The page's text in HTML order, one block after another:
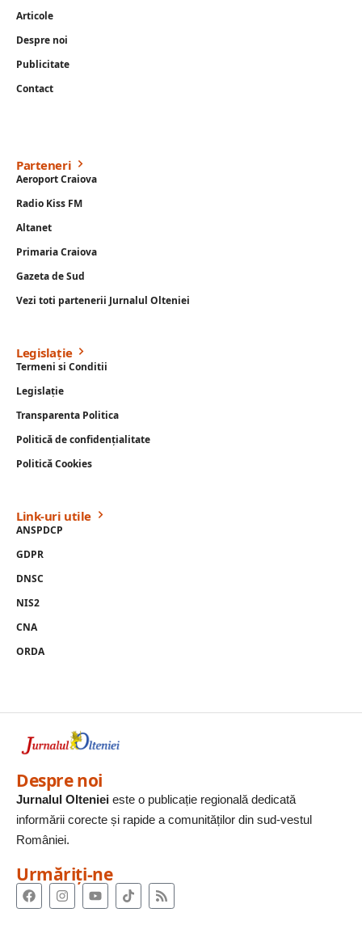
Articole
Despre noi
Publicitate
Contact
Parteneri
Aeroport Craiova
Radio Kiss FM
Altanet
Primaria Craiova
Gazeta de Sud
Vezi toti partenerii Jurnalul Olteniei
Legislație
Termeni si Conditii
Legislație
Transparenta Politica
Politică de confidențialitate
Politică Cookies
Link-uri utile
ANSPDCP
GDPR
DNSC
NIS2
CNA
ORDA
Despre noi
Jurnalul Olteniei este o publicație regională dedicată
informării corecte și rapide a comunităților din sud-vestul
României.
Urmăriți-ne